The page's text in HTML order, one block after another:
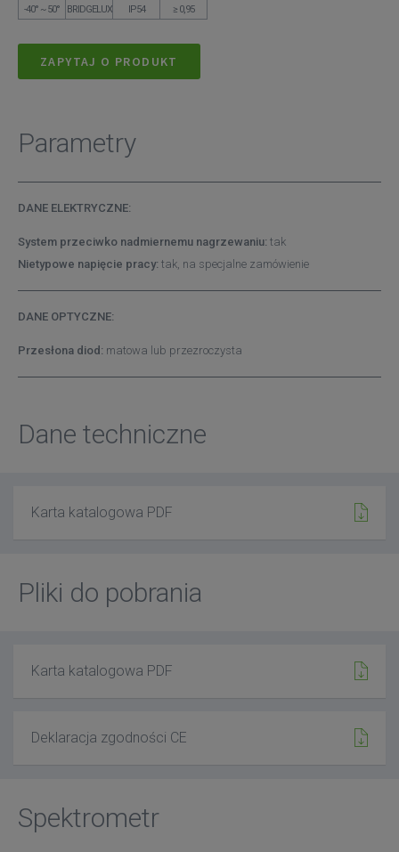
-40° ~ 50° BRIDGELUX IP54 ≥ 0,95
ZAPYTAJ O PRODUKT
Parametry
DANE ELEKTRYCZNE:
System przeciwko nadmiernemu nagrzewaniu: tak
Nietypowe napięcie pracy: tak, na specjalne zamówienie
DANE OPTYCZNE:
Przesłona diod: matowa lub przezroczysta
Dane techniczne
Karta katalogowa PDF
Pliki do pobrania
Karta katalogowa PDF
Deklaracja zgodności CE
Spektrometr